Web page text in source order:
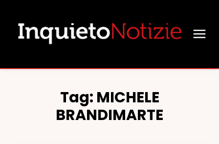
Tag: MICHELE
BRANDIMARTE